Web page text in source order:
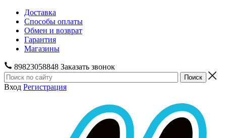
Доставка
Способы оплаты
Обмен и возврат
Гарантия
Магазины
89823058848 Заказать звонок
Вход Регистрация